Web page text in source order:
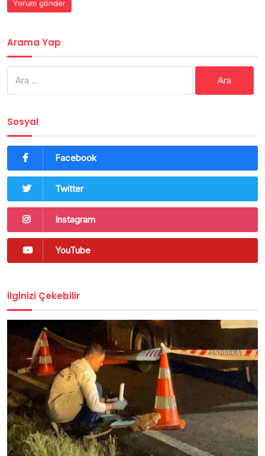
Arama Yap
Sosyal
Facebook
Twitter
Instagram
YouTube
İlginizi Çekebilir